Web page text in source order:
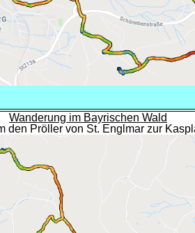
Wanderung im Bayrischen Wald
den Pröller von St. Englmar zur